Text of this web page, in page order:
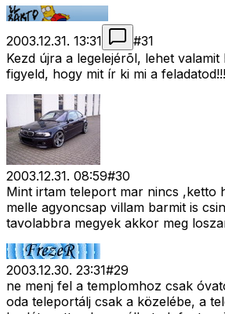
2003.12.31. 13:31 #31
Kezd újra a legelejérõl, lehet
figyeld, hogy mit ír ki mi a
2003.12.31. 08:59#30
Mint irtam teleport mar nincs ,ketto
melle agyoncsap villam barmit is
tavolabbra megyek akkor meg
2003.12.30. 23:31#29
ne menj fel a templomhoz csak
oda teleportálj csak a közelébe, a